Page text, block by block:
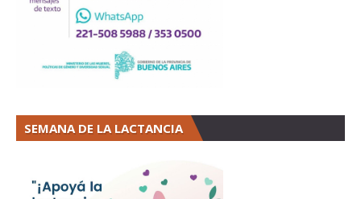
SEMANA DE LA LACTANCIA